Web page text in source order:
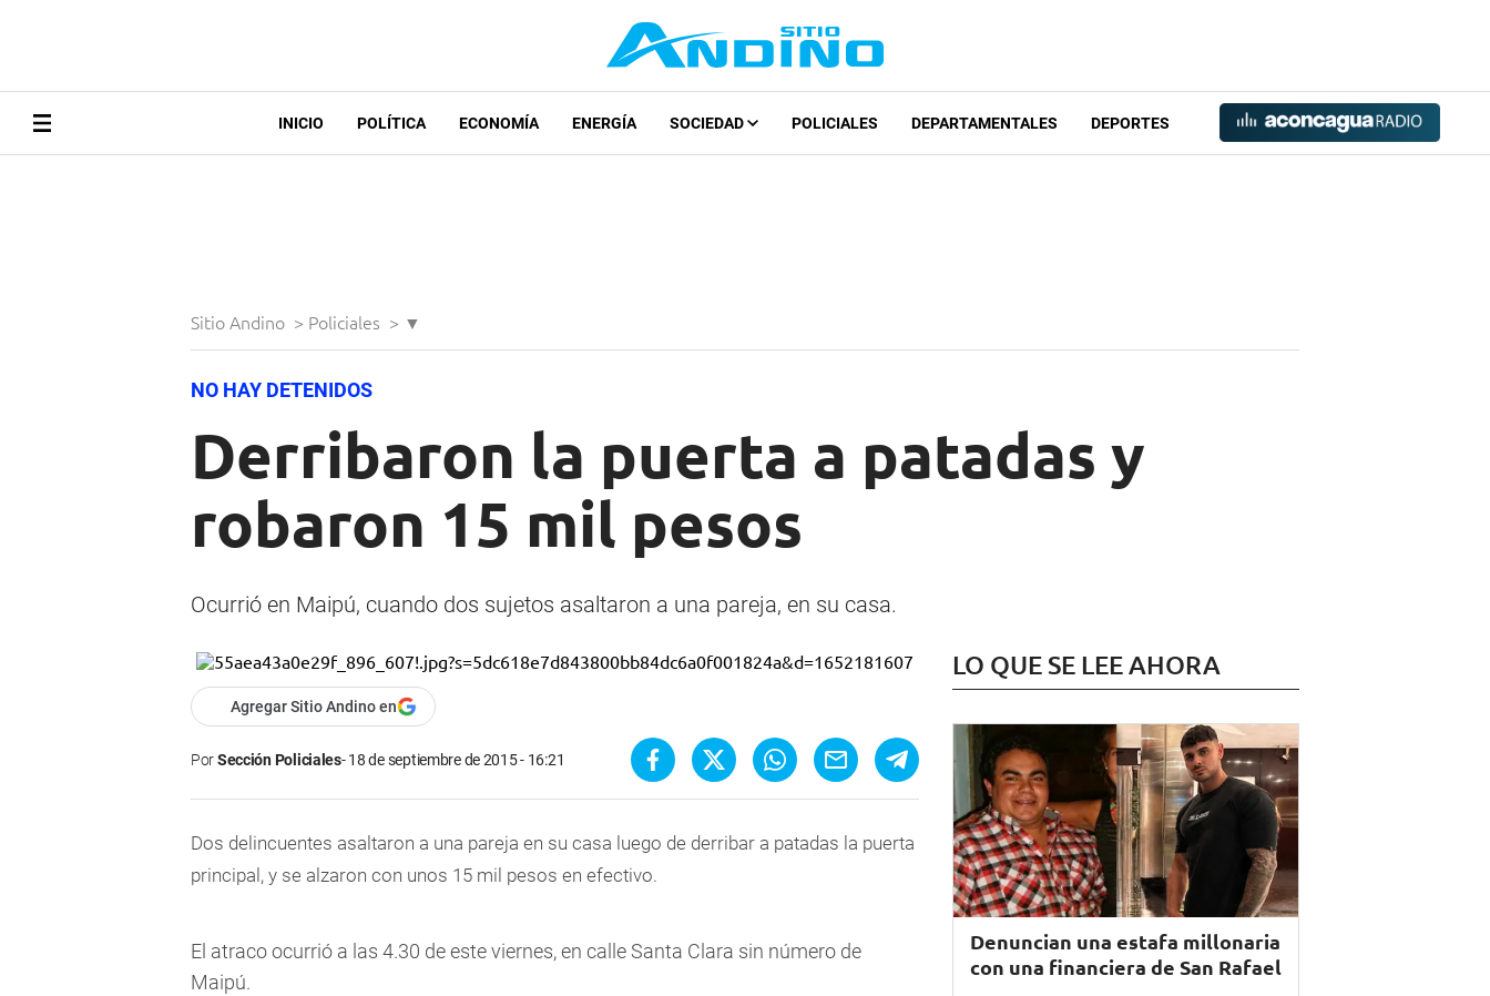
INICIO POLÍTICA ECONOMÍA ENERGÍA SOCIEDAD POLICIALES DEPARTAMENTALES DEPORTES
Sitio Andino > Policiales > ▼
NO HAY DETENIDOS
Derribaron la puerta a patadas y
robaron 15 mil pesos
Ocurrió en Maipú, cuando dos sujetos asaltaron a una pareja, en su casa.
Agregar Sitio Andino en
PorSección Policiales 18 de septiembre de 2015 - 16:21
Dos delincuentes asaltaron a una pareja en su casa luego de derribar a patadas la puerta
principal, y se alzaron con unos 15 mil pesos en efectivo.
El atraco ocurrió a las 4.30 de este viernes, en calle Santa Clara sin número de
Maipú.
LO QUE SE LEE AHORA
Denuncian una estafa millonaria
con una financiera de San Rafael